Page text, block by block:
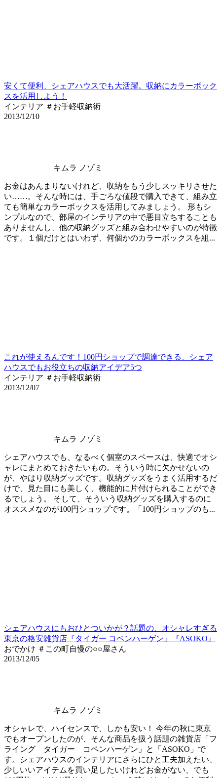
安くて便利、シェアハウスでも大活躍。収納にカラーボック
スを活用しよう！
インテリア ＃お手軽収納術
2013/12/10
キムラ ノゾミ
お金はあんまりないけれど、収納をもう少しスッキリさせた
い……。そんな時には、手ごろな値段で購入できて、組み立
ても簡単なカラーボックスを活用してみましょう。 形もシ
ンプルなので、部屋のインテリアの中で悪目立ちすることも
ありませんし、他の収納グッズと組み合わせやすいのが特徴
です。１個だけとはいわず、何個かのカラーボックスを組...
これが使えるんです！100円ショップで調達できる、シェア
ハウスでもお役立ちの収納アイデア5つ
インテリア ＃お手軽収納術
2013/12/07
キムラ ノゾミ
シェアハウスでも、なるべく個室のスペースは、快適でオシ
ャレにまとめておきたいもの。そういう時に欠かせないの
が、やはり収納グッズです。収納グッズをうまく活用するだ
けで、見た目にも美しく、機能的に片付けられることができ
るでしょう。 そして、そういう収納グッズを購入するのに
オススメなのが100円ショップです。「100円ショップのも...
シェアハウスにもおひとついかが？話題の、オシャレすぎる
東京の格安雑貨店『タイガー コペンハーゲン』『ASOKO』
おでかけ ＃この町自慢の○○屋さん
2013/12/05
キムラ ノゾミ
オシャレで、ハイセンスで、しかも安い！ 今年の秋に東京
でもオープンしたのが、そんな商品を扱う話題の雑貨店「フ
ライング タイガー コペンハーゲン」と「ASOKO」で
す。シェアハウスのインテリアにさらにひと工夫加えたい、
少しいいアイテムを買い足したいけれどお金がない、でも